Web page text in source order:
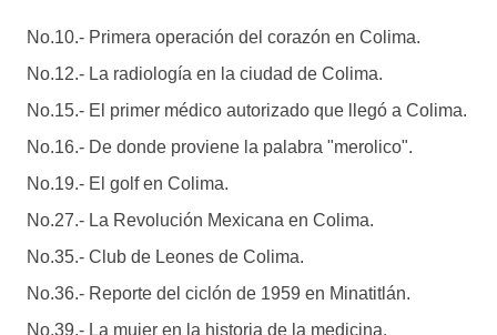
No.10.- Primera operación del corazón en Colima.
No.12.- La radiología en la ciudad de Colima.
No.15.- El primer médico autorizado que llegó a Colima.
No.16.- De donde proviene la palabra "merolico".
No.19.- El golf en Colima.
No.27.- La Revolución Mexicana en Colima.
No.35.- Club de Leones de Colima.
No.36.- Reporte del ciclón de 1959 en Minatitlán.
No.39.- La mujer en la historia de la medicina.